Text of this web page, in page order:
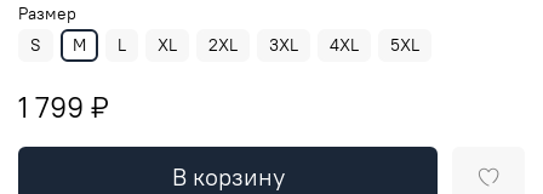
Размер
S
M L XL 2XL 3XL 4XL 5XL
1 799 ₽
В корзину